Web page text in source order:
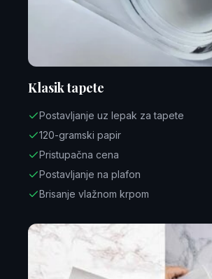
Klasik tapete
Postavljanje uz lepak za tapete
120-gramski papir
Pristupačna cena
Postavljanje na plafon
Brisanje vlažnom krpom